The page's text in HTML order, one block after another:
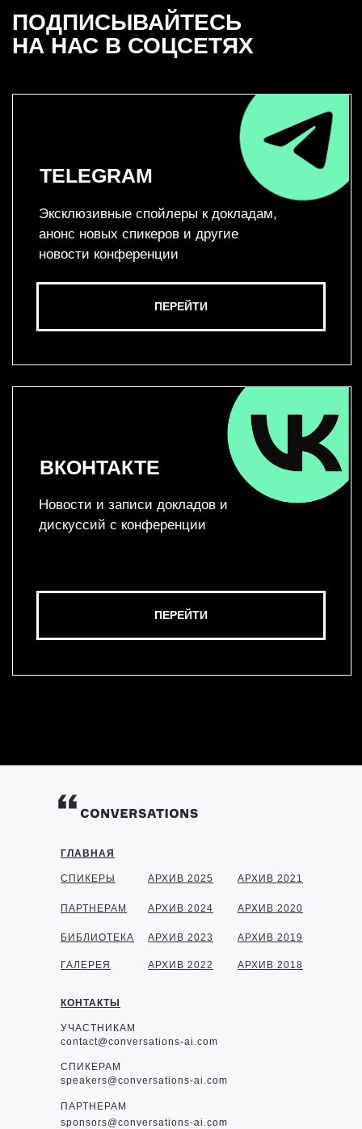
ГЛАВНАЯ
КОНТАКТЫ
СПИКЕРЫ
ПАРТНЕРАМ
БИБЛИОТЕКА
УЧАСТНИКАМ
contact@conversations-ai.com
СПИКЕРАМ
speakers@conversations-ai.com
ПАРТНЕРАМ
sponsors@conversations-ai.com
ГАЛЕРЕЯ
АРХИВ 2025
АРХИВ 2024
АРХИВ 2023
АРХИВ 2022
АРХИВ 2021
АРХИВ 2020
АРХИВ 2019
АРХИВ 2018